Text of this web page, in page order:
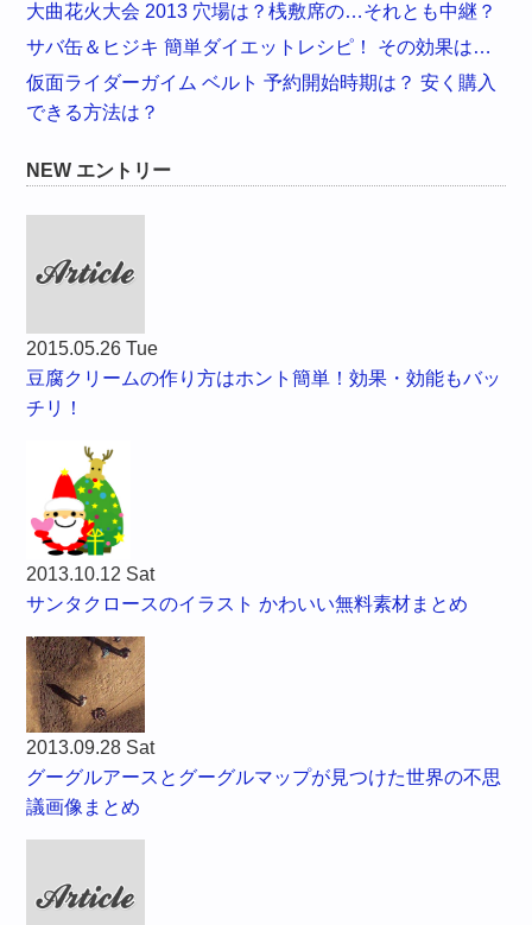
大曲花火大会 2013 穴場は？桟敷席の…それとも中継？
サバ缶＆ヒジキ 簡単ダイエットレシピ！ その効果は…
仮面ライダーガイム ベルト 予約開始時期は？ 安く購入
できる方法は？
NEW エントリー
2015.05.26 Tue
豆腐クリームの作り方はホント簡単！効果・効能もバッ
チリ！
2013.10.12 Sat
サンタクロースのイラスト かわいい無料素材まとめ
2013.09.28 Sat
グーグルアースとグーグルマップが見つけた世界の不思
議画像まとめ